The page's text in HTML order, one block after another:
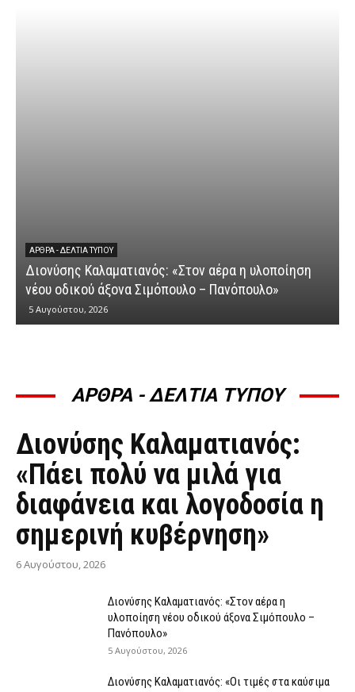
ΆΡΘΡΑ - ΔΕΛΤΊΑ ΤΎΠΟΥ
Διονύσης Καλαματιανός: «Στον αέρα η υλοποίηση
νέου οδικού άξονα Σιμόπουλο – Πανόπουλο»
5 Αυγούστου, 2026
ΑΡΘΡΑ - ΔΕΛΤΙΑ ΤΥΠΟΥ
ΆΡΘΡΑ - ΔΕΛΤΊΑ ΤΎΠΟΥ
Διονύσης Καλαματιανός:
«Πάει πολύ να μιλά για
διαφάνεια και λογοδοσία η
σημερινή κυβέρνηση»
6 Αυγούστου, 2026
Διονύσης Καλαματιανός: «Στον αέρα η
υλοποίηση νέου οδικού άξονα Σιμόπουλο –
Πανόπουλο»
5 Αυγούστου, 2026
Διονύσης Καλαματιανός: «Οι τιμές στα καύσιμα